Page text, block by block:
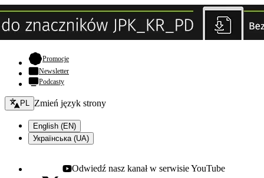
Promocje- otwiera się w nowej karcie
Newsletter
Podcasty
Zmień język - bieżący:
PL Zmień język strony
English (EN)
Українська (UA)
Youtube - otwiera się w nowej karcie
Odwiedź nasz kanał w serwisie YouTube